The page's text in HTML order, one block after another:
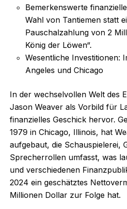
Bemerkenswerte
Wahl von Tantiemen statt
Pauschalzahlung von 2
König der Löwen“.
Wesentliche Investitionen:
Angeles und Chicago
In der wechselvollen Welt des
Jason Weaver als Vorbild für
finanzielles Geschick hervor.
1979 in Chicago, Illinois, hat
aufgebaut, die Schauspielerei,
Sprecherrollen umfasst, was
und verschiedenen
2024 ein geschätztes
Millionen Dollar zur Folge hat.